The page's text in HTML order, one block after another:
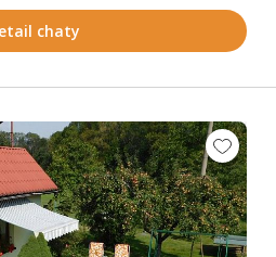
chaty